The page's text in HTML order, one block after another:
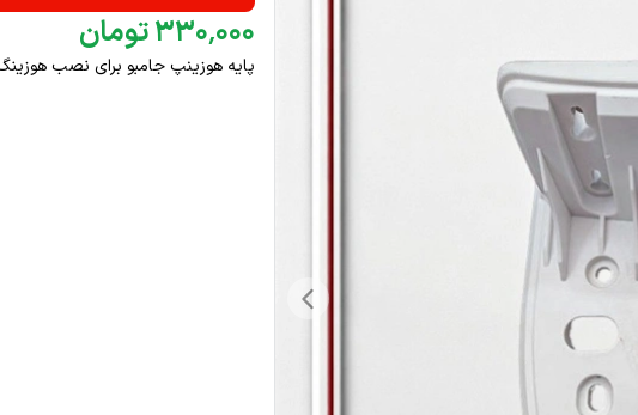
۳۳۰٬۰۰۰ تومان
پایه هوزینپ جامبو برای نصب